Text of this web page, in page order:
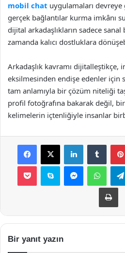
mobil chat uygulamaları
gerçek bağlantılar kurma imkânı
dijital arkadaşlıkların sadece
zamanda kalıcı dostluklara
Arkadaşlık kavramı dijitalleştikçe,
eksilmesinden endişe edenler için
tam anlamıyla bir çözüm niteliği
profil fotoğrafına bakarak değil,
kelimelerin içtenliğiyle insanlar
Facebook
X LinkedIn
Pocket Skype Messenger
Bir yanıt yazın